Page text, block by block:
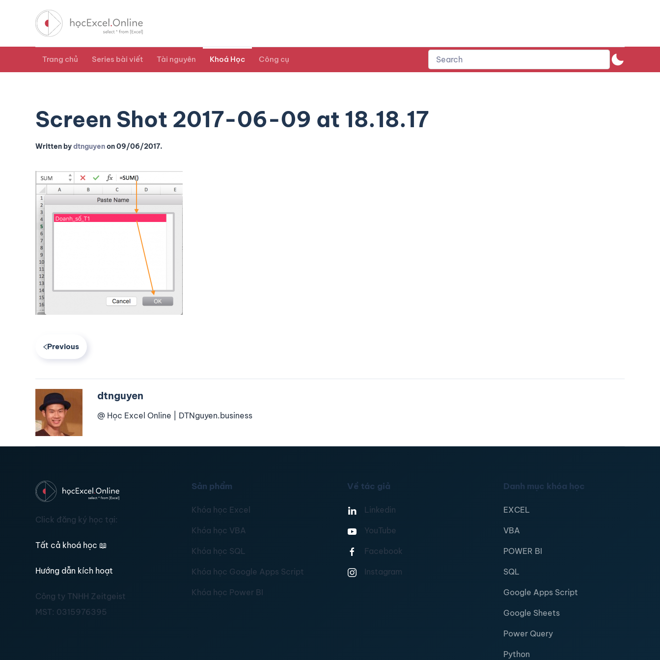
Trang chủ Series bài viết Tài nguyên Khoá Học Công cụ
Screen Shot 2017-06-09 at 18.18.17
Written bydtnguyenon09/06/2017.
Previous
dtnguyen
@ Học Excel Online | DTNguyen.business
Click đăng ký học tại:
Tất cả khoá học 📖
Hướng dẫn kích hoạt
Công ty TNHH Zeitgeist
MST: 0315976395
Sản phẩm
Khóa học Excel
Khóa học VBA
Khóa học SQL
Khóa học Google Apps Script
Khóa học Power BI
Về tác giả
Linkedin
YouTube
Facebook
Instagram
Danh mục khóa học
EXCEL
VBA
POWER BI
SQL
Google Apps Script
Google Sheets
Power Query
Python